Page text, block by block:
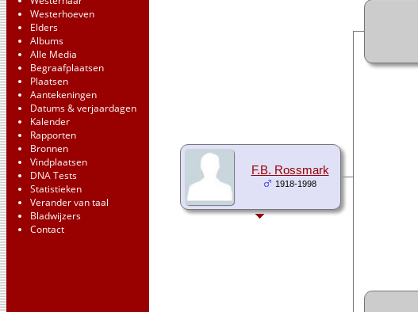
Westerhoeven
Elders
Albums
Alle Media
Begraafplaatsen
Plaatsen
Aantekeningen
Datums & verjaardagen
Kalender
Rapporten
Bronnen
Vindplaatsen
DNA Tests
Statistieken
Verander van taal
Bladwijzers
Contact
F.B. Rossmark
1918-1998